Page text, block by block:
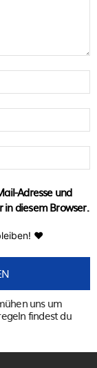
Adresse und
diesem Browser.
♥
uns um
findest du